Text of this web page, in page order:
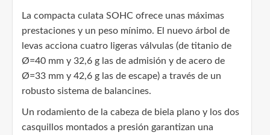
La compacta culata SOHC ofrece unas máximas
prestaciones y un peso mínimo. El nuevo árbol de
levas acciona cuatro ligeras válvulas (de titanio de
Ø=40 mm y 32,6 g las de admisión y de acero de
Ø=33 mm y 42,6 g las de escape) a través de un
robusto sistema de balancines.
Un rodamiento de la cabeza de biela plano y los dos
casquillos montados a presión garantizan una